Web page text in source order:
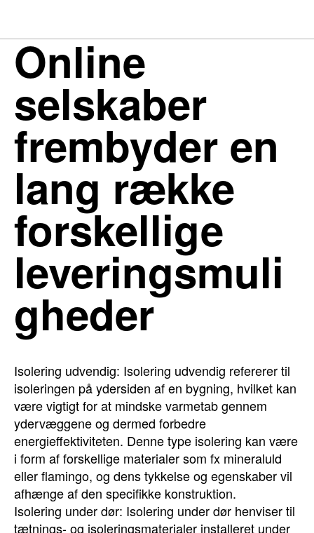
Online
selskaber
frembyder en
lang række
forskellige
leveringsmuli
gheder
Isolering udvendig: Isolering udvendig refererer til
isoleringen på ydersiden af en bygning, hvilket kan
være vigtigt for at mindske varmetab gennem
ydervæggene og dermed forbedre
energieffektiviteten. Denne type isolering kan være
i form af forskellige materialer som fx mineraluld
eller flamingo, og dens tykkelse og egenskaber vil
afhænge af den specifikke konstruktion.
Isolering under dør: Isolering under dør henviser til
tætnings- og isoleringsmaterialer installeret under